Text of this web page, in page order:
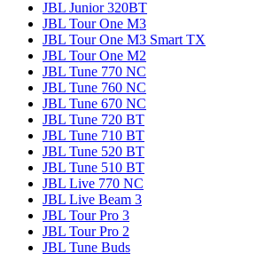
JBL Junior 320BT
JBL Tour One M3
JBL Tour One M3 Smart TX
JBL Tour One M2
JBL Tune 770 NC
JBL Tune 760 NC
JBL Tune 670 NC
JBL Tune 720 BT
JBL Tune 710 BT
JBL Tune 520 BT
JBL Tune 510 BT
JBL Live 770 NC
JBL Live Beam 3
JBL Tour Pro 3
JBL Tour Pro 2
JBL Tune Buds